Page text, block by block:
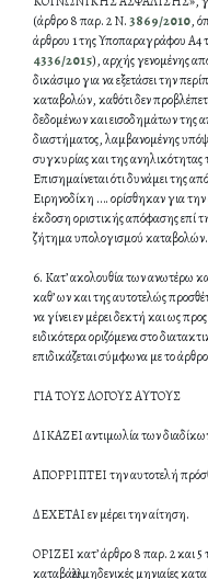
(άρθρο 8 παρ. 2 Ν.3869/2010,
άρθρου 1 της Υποπαραγράφου Α4
4336/2015), αρχής γενομένης
δικάσιμο για να εξετάσει την
καταβολών, καθότι δεν
δεδομένων και εισοδημάτων της
διαστήματος, λαμβανομένης
συγκυρίας και της ανηλικότητας
Επισημαίνεται ότι δυνάμει της
Ειρηνοδίκη …. ορίσθηκαν για την
έκδοση οριστικής απόφασης επί
ζήτημα υπολογισμού καταβολών.
6. Κατ’ ακολουθία των ανωτέρω
καθ’ ων και της αυτοτελώς
να γίνει εν μέρει δεκτή και ως
ειδικότερα οριζόμενα στο
επιδικάζεται σύμφωνα με το
ΓΙΑ ΤΟΥΣ ΛΟΓΟΥΣ ΑΥΤΟΥΣ
ΔΙΚΑΖΕΙ αντιμωλία των
ΑΠΟΡΡΙΠΤΕΙ την αυτοτελή
ΔΕΧΕΤΑΙ εν μέρει την αίτηση.
ΟΡΙΖΕΙ κατ’ άρθρο 8 παρ. 2 και 5
καταβάλλει μηδενικές μηνιαίες